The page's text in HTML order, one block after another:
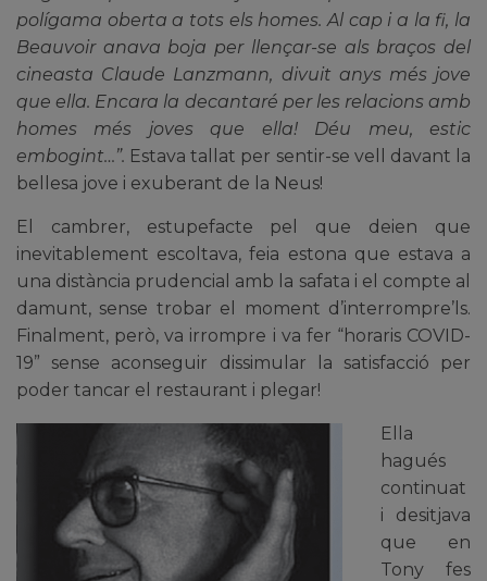
polígama oberta a tots els homes. Al cap i a la fi, la
Beauvoir anava boja per llençar-se als braços del
cineasta Claude Lanzmann, divuit anys més jove
que ella. Encara la decantaré per les relacions amb
homes més joves que ella! Déu meu, estic
embogint…”. Estava tallat per sentir-se vell davant la
bellesa jove i exuberant de la Neus!
El cambrer, estupefacte pel que deien que
inevitablement escoltava, feia estona que estava a
una distància prudencial amb la safata i el compte al
damunt, sense trobar el moment d’interrompre’ls.
Finalment, però, va irrompre i va fer “horaris COVID-
19” sense aconseguir dissimular la satisfacció per
poder tancar el restaurant i plegar!
Ella
hagués
continuat
i desitjava
que en
Tony fes